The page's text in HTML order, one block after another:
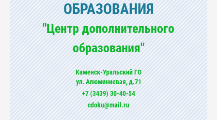
ОБРАЗОВАНИЯ
"Центр дополнительного
образования"
Каменск-Уральский ГО
ул. Алюминиевая, д.71
+7 (3439) 30-40-54
cdoku@mail.ru